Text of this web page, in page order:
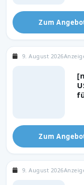
Zum
9. August 2026
Zum
9. August 2026